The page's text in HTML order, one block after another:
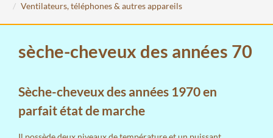
Ventilateurs, téléphones & autres appareils
sèche-cheveux des années 70
Sèche-cheveux des années 1970 en
parfait état de marche